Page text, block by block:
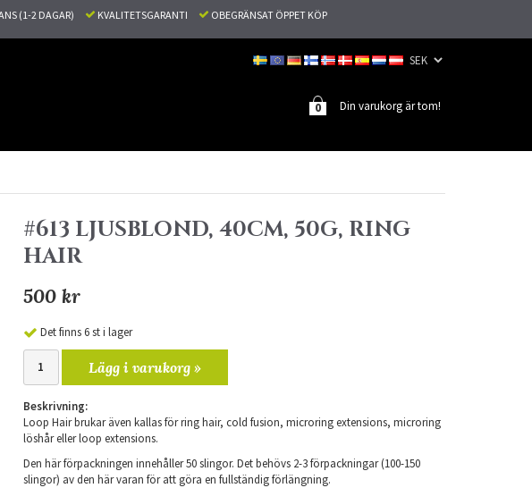
(1-2 DAGAR) KVALITETSGARANTI OBEGRÄNSAT ÖPPET KÖP
Din varukorg är tom!
0
#613 LJUSBLOND, 40CM, 50G, RING
HAIR
500 kr
Det finns 6 st i lager
Lägg i varukorg »
Beskrivning:
Loop Hair brukar även kallas för ring hair, cold fusion, microring extensions, microring
löshår eller loop extensions.
Den här förpackningen innehåller 50 slingor. Det behövs 2-3 förpackningar (100-150
slingor) av den här varan för att göra en fullständig förlängning.